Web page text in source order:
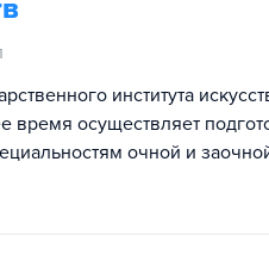
института
время осуществляет
очной и